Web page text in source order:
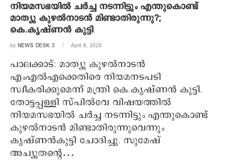
നിയമസഭയിൽ ചർച്ച നടന്നിട്ടും എന്തുകൊണ്ട്
മാത്യു കുഴൽനാടൻ മിണ്ടാതിരുന്നു?‌‌;
കെ.കൃഷ്ണൻ കുട്ടി
by NEWS DESK 3 April 8, 2026
പാലക്കാട്: മാത്യു കുഴൽനാടൻ
എംഎൽഎക്കെതിരെ നിയമനടപടി
സ്വീകരിക്കുമെന്ന് മന്ത്രി കെ.കൃഷ്ണൻ കുട്ടി.
തോട്ടപ്പള്ളി സ്പിൽവേ വിഷയത്തിൽ
നിയമസഭയിൽ ചർച്ച നടന്നിട്ടും എന്തുകൊണ്ട്
കുഴൽനാടൻ മിണ്ടാതിരുന്നുവെന്നും
കൃഷ്ണൻകുട്ടി ചോദിച്ചു. സുമേഷ്
അച്യുതന്റെ…